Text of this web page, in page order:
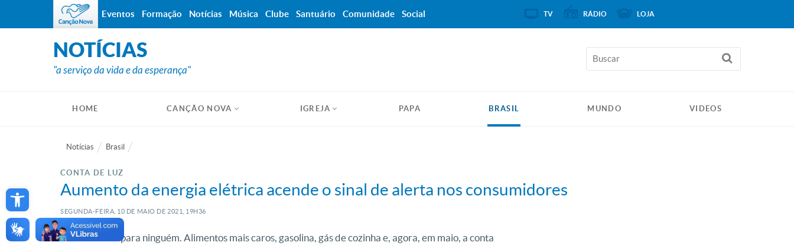
Open toolbar
NOTÍCIAS
"a serviço da vida e da esperança"
HOME CANÇÃO NOVA IGREJA PAPA BRASIL MUNDO VIDEOS
Notícias Brasil
CONTA DE LUZ
Aumento da energia elétrica acende o sinal de alerta nos consumidores
SEGUNDA-FEIRA, 10 DE MAIO DE 2021, 19H36
Não está fácil para ninguém. Alimentos mais caros, gasolina, gás de cozinha e, agora, em maio, a conta
Eventos Formação Notícias Música Clube Santuário Comunidade Social TV RÁDIO LOJA